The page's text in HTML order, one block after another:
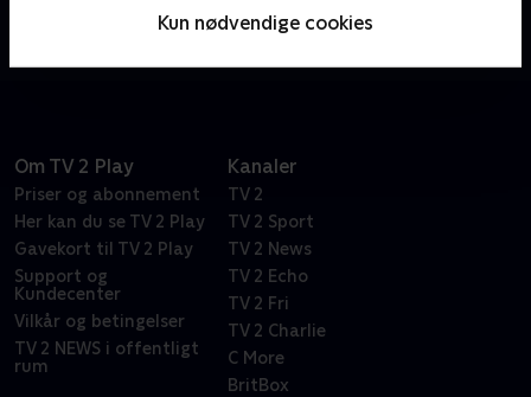
Kun nødvendige cookies
Tour de France. João Almeida, Isaac del Toro og
Om TV 2 Play
Priser og abonnement
Her kan du se TV 2 Play
Gavekort til TV 2 Play
Support og
Kundecenter
Vilkår og betingelser
TV 2 NEWS i offentligt
rum
Kanaler
TV 2
TV 2 Sport
TV 2 News
TV 2 Echo
TV 2 Fri
TV 2 Charlie
C More
BritBox